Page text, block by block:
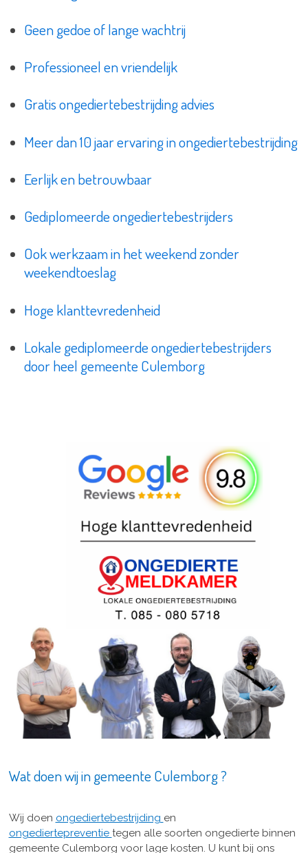
Geen gedoe of lange wachtrij
Professioneel en vriendelijk
Gratis ongediertebestrijding advies
Meer dan 10 jaar ervaring in ongediertebestrijding
Eerlijk en betrouwbaar
Gediplomeerde ongediertebestrijders
Ook werkzaam in het weekend zonder
weekendtoeslag
Hoge klanttevredenheid
Lokale gediplomeerde ongediertebestrijders
door heel gemeente Culemborg
Wat doen wij in gemeente Culemborg ?
Wij doen ongediertebestrijding en
ongediertepreventie tegen alle soorten ongedierte binnen
gemeente Culemborg voor lage kosten. U kunt bij ons